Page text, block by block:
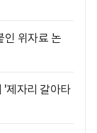
인 위자료 논
제자리 갈아타